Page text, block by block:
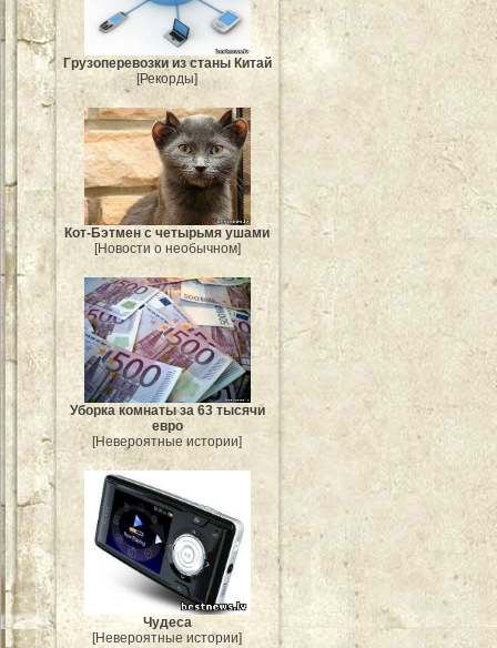
Грузоперевозки из станы Китай
[Рекорды]
Кот-Бэтмен с четырьмя ушами
[Новости о необычном]
Уборка комнаты за 63 тысячи
евро
[Невероятные истории]
Чудеса
[Невероятные истории]